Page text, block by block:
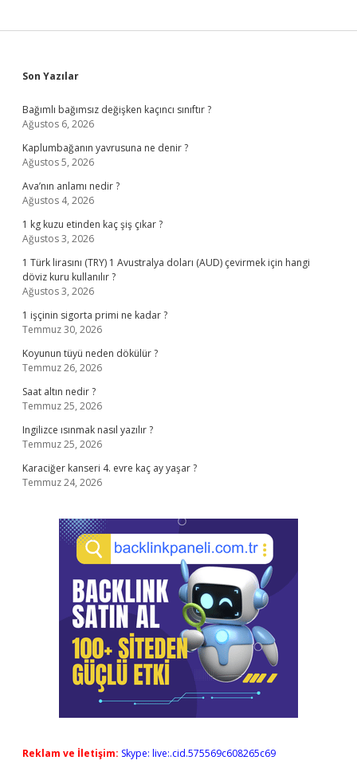
Sidebar
Son Yazılar
Bağımlı bağımsız değişken kaçıncı sınıftır ?
Ağustos 6, 2026
Kaplumbağanın yavrusuna ne denir ?
Ağustos 5, 2026
Ava’nın anlamı nedir ?
Ağustos 4, 2026
1 kg kuzu etinden kaç şiş çıkar ?
Ağustos 3, 2026
1 Türk lirasını (TRY) 1 Avustralya doları (AUD) çevirmek için hangi
döviz kuru kullanılır ?
Ağustos 3, 2026
1 işçinin sigorta primi ne kadar ?
Temmuz 30, 2026
Koyunun tüyü neden dökülür ?
Temmuz 26, 2026
Saat altın nedir ?
Temmuz 25, 2026
Ingilizce ısınmak nasıl yazılır ?
Temmuz 25, 2026
Karaciğer kanseri 4. evre kaç ay yaşar ?
Temmuz 24, 2026
Reklam ve İletişim: Skype: live:.cid.575569c608265c69